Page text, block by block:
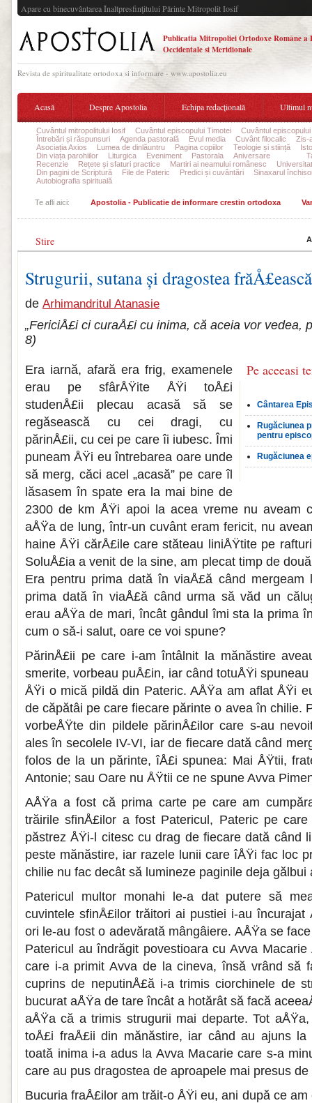
Apare cu binecuvântarea Înaltpresfinţitului Părinte Mitropolit Iosif
Publicatia Mitropoliei Ortodoxe Române a
Occidentale si Meridionale
Revista de spiritualitate ortodoxa si informare - www.apostolia.eu
Acasă Despre Apostolia Echipa redacțională Ultimul
Cuvântul mitropolitului Iosif Cuvântul episcopului Timotei
Cuvântul episcopului
Întrebări și răspunsuri
Agenda pastorală Evul media Cuvânt filocalic
Zis-
Asociația Axios
Lumea de dinlăuntru Pagina copiilor Teologie și stiință
Din viața parohiilor
Liturgica Eveniment Pastorala Aniversare
Recenzie
Rețete și sfaturi practice Martiri ai neamului românesc
Din pagini de Scriptură
File de Pateric Predici și cuvântări
Sinaxarul
Autobiografia spirituală
Te afli aici: Apostolia - Publicatie de informare crestin ortodoxa
Stire
Strugurii, sutana și dragostea frăÅ£ească
de Arhimandritul Atanasie
„FericiÅ£i ci curaÅ£i cu inima, că aceia vor vedea,
8)
Pe aceeasi
Cântarea
Rugăciunea
pentru
Rugăciunea
Era iarnă, afară era frig, examenele
erau pe sfârÅŸite ÅŸi toÅ£i
studenÅ£ii plecau acasă să se
regăsească cu cei dragi, cu
părinÅ£ii, cu cei pe care îi iubesc. Îmi
puneam ÅŸi eu între­barea oare unde
să merg, căci acel „acasă” pe care îl
lăsasem în spate era la mai bine de
2300 de km ÅŸi apoi la acea vreme nu aveam
aÅŸa de lung, într-un cuvânt eram fericit, nu
haine ÅŸi cărÅ£ile care stăteau liniÅŸtite pe
SoluÅ£ia a venit de la sine, am plecat timp de
Era pentru prima dată în viaÅ£ă când mergeam
prima dată în viaÅ£ă când urma să văd un
erau aÅŸa de mari, încât gândul îmi sta la prima
cum o să-i salut, oare ce voi spune?
PărinÅ£ii pe care i-am întâlnit la mănăstire
smerite, vorbeau puÅ£in, iar când totuÅŸi
ÅŸi o mică pildă din Pateric. AÅŸa am aflat ÅŸi
de căpătâi pe care fiecare părinte o avea în chilie.
vorbeÅŸte din pildele părinÅ£ilor care s-au
ales în secolele IV-VI, iar de fiecare dată când
folos de la un părinte, îÅ£i spu­nea: Mai ÅŸtii,
Antonie; sau Oare nu ÅŸtii ce ne spune Avva
AÅŸa a fost că prima carte pe care am
trăirile sfinÅ£ilor a fost Patericul, Pateric pe
păstrez ÅŸi-l citesc cu drag de fiecare dată când
peste mănăstire, iar raze­le lunii care îÅŸi fac loc
chilie nu fac decât să lumineze paginile deja gălbui
Patericul multor monahi le-a dat putere să
cuvintele sfinÅ£ilor tră­itori ai pustiei i-au
ori le-au fost o adevărată mângâiere. AÅŸa se
Patericul au îndră­git povestioara cu Avva
care i-a primit Avva de la cineva, însă vrând să
cuprins de neputinÅ£ă i-a trimis ciorchinele de
bucurat aÅŸa de tare încât a ho­tărât să facă
aÅŸa că a trimis strugurii mai departe. Tot
toÅ£i fraÅ£ii din mănăstire, iar când au ajuns
toată inima i-a adus la Avva Macarie care s-a
care au pus dragostea de aproapele mai presus de
Bucuria fraÅ£ilor am trăit-o ÅŸi eu, ani după ce